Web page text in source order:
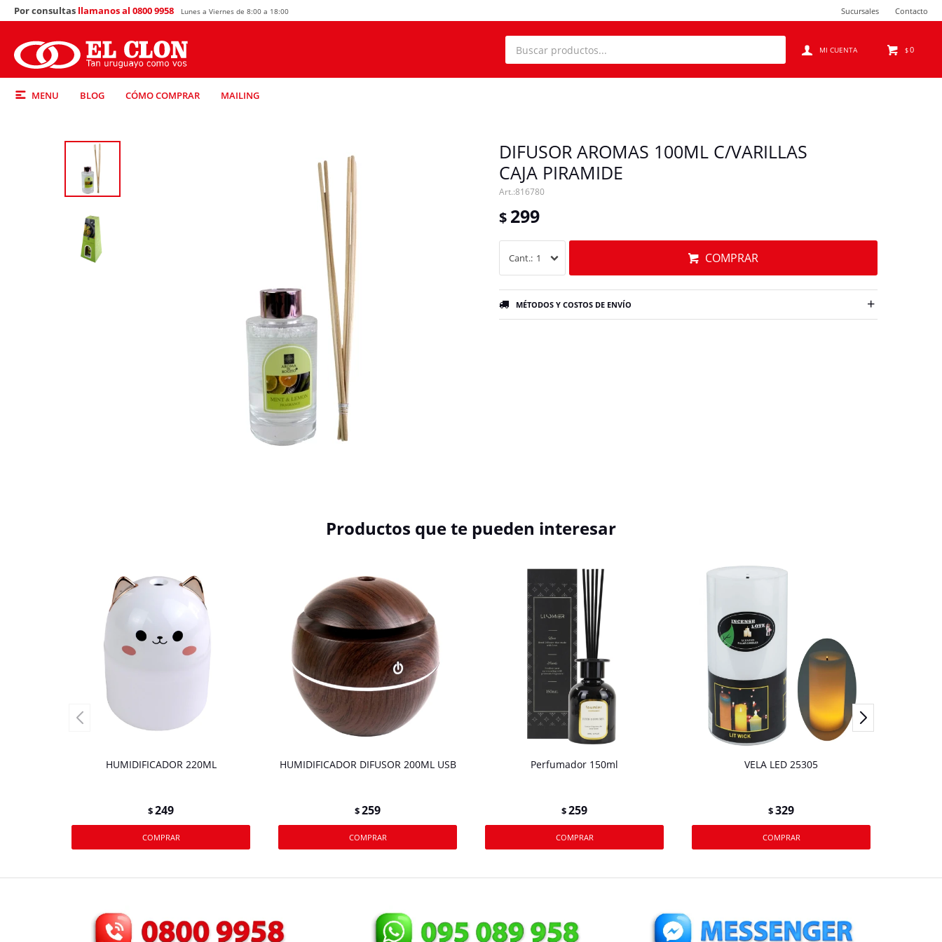
MENU BLOG CÓMO COMPRAR MAILING
$0
Por consultas llamanos al 0800 9958 Lunes a Viernes de 8:00 a 18:00 Sucursales Contacto
DIFUSOR AROMAS 100ML C/VARILLAS
CAJA PIRAMIDE
816780
$ 299
1 COMPRAR
MÉTODOS Y COSTOS DE ENVÍO
Productos que te pueden interesar
HUMIDIFICADOR 220ML
$249
HUMIDIFICADOR DIFUSOR 200ML USB
$259
Perfumador 150ml
$259
VELA LED 25305
$329